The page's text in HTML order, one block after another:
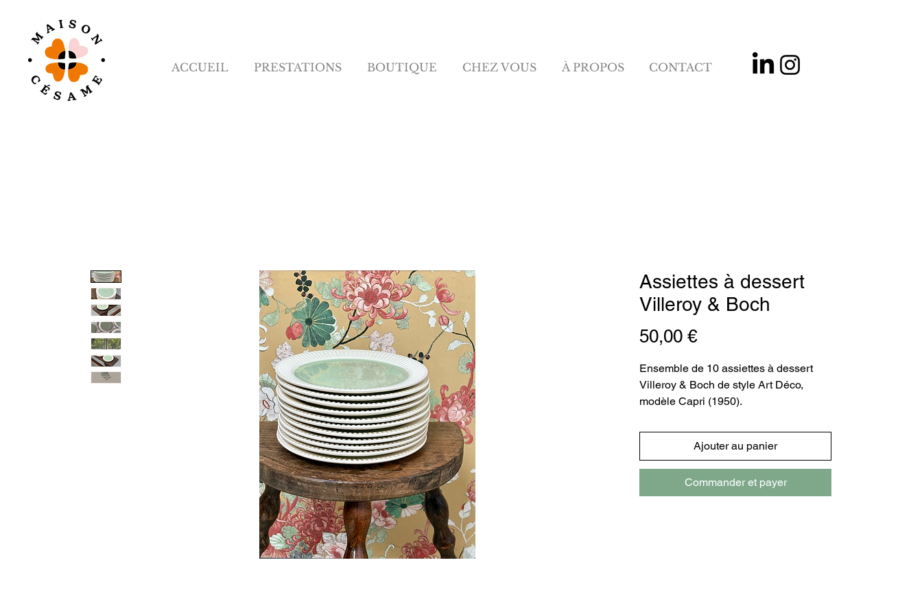
ACCUEIL PRESTATIONS BOUTIQUE CHEZ VOUS À PROPOS CONTACT
Assiettes à dessert
Villeroy & Boch
50,00 €Prix
Ensemble de 10 assiettes à dessert
Villeroy & Boch de style Art Déco,
modèle Capri (1950).
Diamètre : 18 cm
Ajouter au panier
Commander et payer